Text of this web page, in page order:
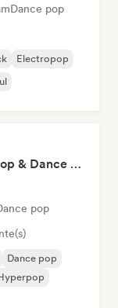
Dance pop
Electropop
Midnight Sun ☀️: Electropop & Dance Pop
pop
Dance pop